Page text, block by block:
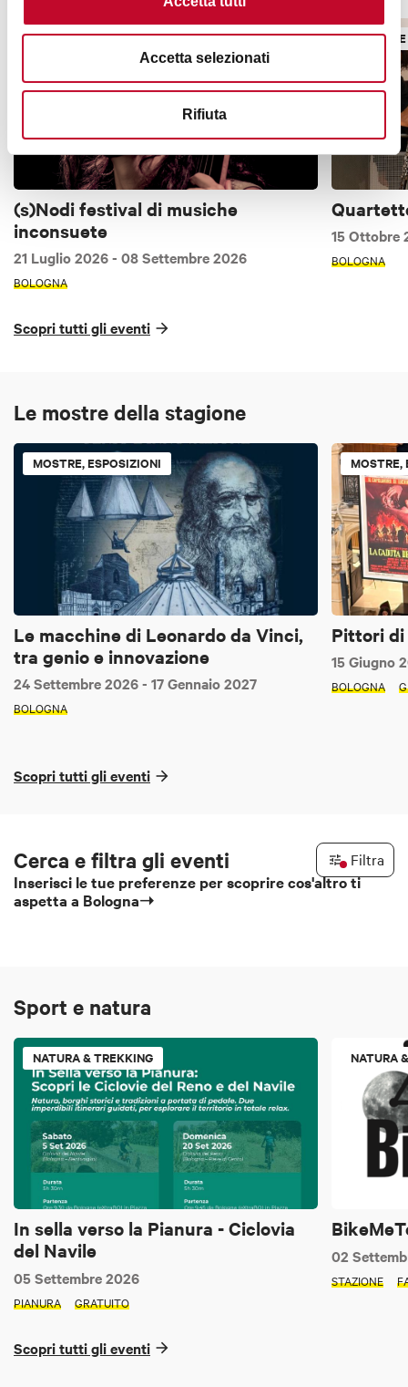
Accetta selezionati
Rifiuta
MUSICA E DANZA
(s)Nodi festival di musiche
inconsuete
21 Luglio 2026- 08 Settembre 2026
BOLOGNA
MUSICA
15 Ottobre
BOLOGNA
Scopri tutti gli eventi
Le mostre della stagione
MOSTRE, ESPOSIZIONI
Le macchine di Leonardo da Vinci,
tra genio e innovazione
24 Settembre 2026- 17 Gennaio 2027
BOLOGNA
MOSTRE,
Pittori di
15 Giugno
BOLOGNA
Scopri tutti gli eventi
Cerca e filtra gli eventi Filtra
Inserisci le tue preferenze per scoprire cos'altro ti
aspetta a Bologna➝
Sport e natura
NATURA & TREKKING
In sella verso la Pianura - Ciclovia
del Navile
05 Settembre 2026
PIANURA GRATUITO
NATURA
02
STAZIONE
Scopri tutti gli eventi